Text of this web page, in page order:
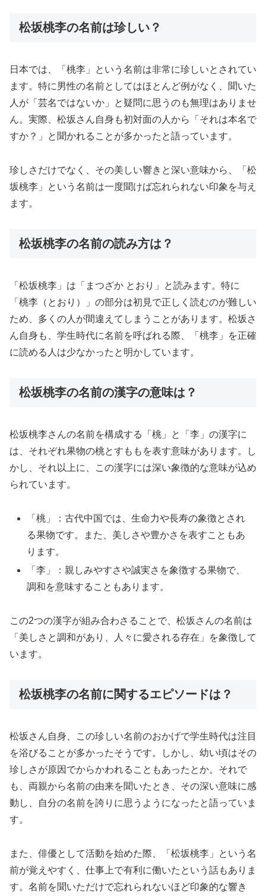
松坂桃李の名前は珍しい？
日本では、「桃李」という名前は非常に珍しいとされてい
ます。特に男性の名前としてはほとんど例がなく、聞いた
人が「芸名ではないか」と疑問に思うのも無理はありませ
ん。実際、松坂さん自身も初対面の人から「それは本名で
すか？」と聞かれることが多かったと語っています。
珍しさだけでなく、その美しい響きと深い意味から、「松
坂桃李」という名前は一度聞けば忘れられない印象を与え
ます。
松坂桃李の名前の読み方は？
「松坂桃李」は「まつざか とおり」と読みます。特に
「桃李（とおり）」の部分は初見で正しく読むのが難しい
ため、多くの人が間違えてしまうことがあります。松坂さ
ん自身も、学生時代に名前を呼ばれる際、「桃李」を正確
に読める人は少なかったと明かしています。
松坂桃李の名前の漢字の意味は？
松坂桃李さんの名前を構成する「桃」と「李」の漢字に
は、それぞれ果物の桃とすももを表す意味があります。し
かし、それ以上に、この漢字には深い象徴的な意味が込め
られています。
「桃」：古代中国では、生命力や長寿の象徴とされ
る果物です。また、美しさや豊かさを表すこともあ
ります。
「李」：親しみやすさや誠実さを象徴する果物で、
調和を意味することもあります。
この2つの漢字が組み合わさることで、松坂さんの名前は
「美しさと調和があり、人々に愛される存在」を象徴して
います。
松坂桃李の名前に関するエピソードは？
松坂さん自身、この珍しい名前のおかげで学生時代は注目
を浴びることが多かったそうです。しかし、幼い頃はその
珍しさが原因でからかわれることもあったとか。それで
も、両親から名前の由来を聞いたとき、その深い意味に感
動し、自分の名前を誇りに思うようになったと語っていま
す。
また、俳優として活動を始めた際、「松坂桃李」という名
前が覚えやすく、仕事上で有利に働いたという話もありま
す。名前を聞いただけで忘れられないほど印象的な響き